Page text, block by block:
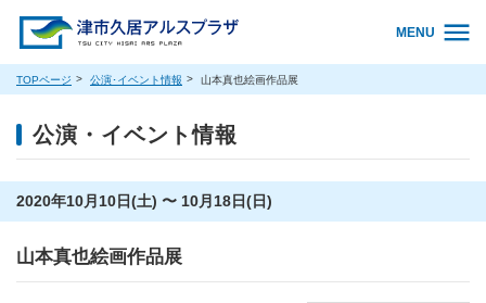
MENU
TOPページ 公演･イベント情報 山本真也絵画作品展
公演・イベント情報
2020年10月10日(土) 〜 10月18日(日)
山本真也絵画作品展